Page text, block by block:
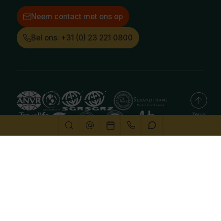
Neem contact met ons op
Bel ons: +31 (0) 23 221 0800